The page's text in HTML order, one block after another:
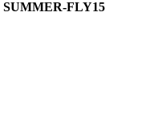
SUMMER-FLY15